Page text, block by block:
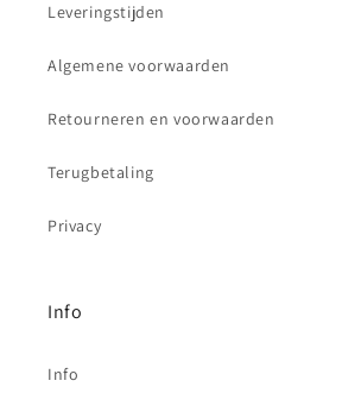
Leveringstijden
Algemene voorwaarden
Retourneren en voorwaarden
Terugbetaling
Privacy
Info
Info